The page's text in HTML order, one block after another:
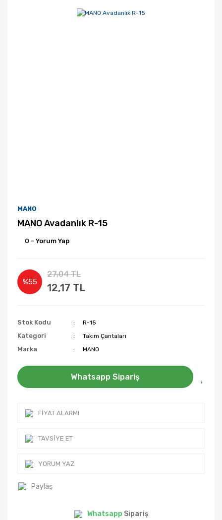
MANO
MANO Avadanlık R-15
0 - Yorum Yap
%55
27,04 TL
12,17 TL
Stok Kodu R-15
Kategori Takım Çantaları
Marka MANO
Whatsapp Sipariş
FIYAT ALARMI
TAVSIYE ET
YORUM YAZ
Paylaş
Whatsapp Sipariş